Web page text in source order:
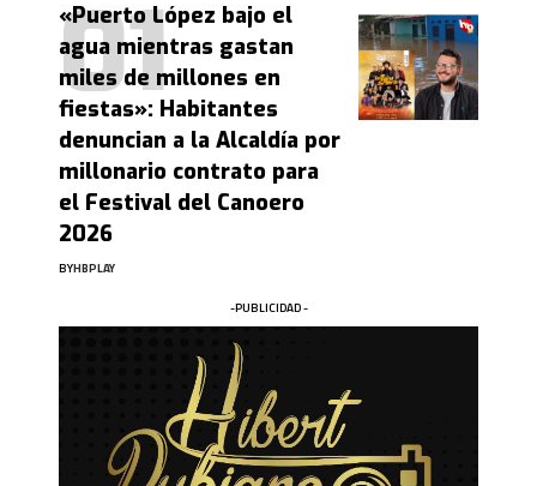
«Puerto López bajo el
agua mientras gastan
miles de millones en
fiestas»: Habitantes
denuncian a la Alcaldía por
millonario contrato para
el Festival del Canoero
2026
BYHBPLAY
-PUBLICIDAD -